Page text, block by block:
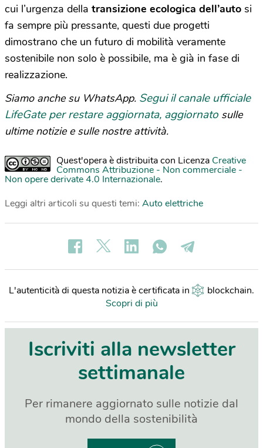
cui l’urgenza della transizione ecologica dell’auto si
fa sempre più pressante, questi due progetti
dimostrano che un futuro di mobilità veramente
sostenibile non solo è possibile, ma è già in fase di
realizzazione.
Siamo anche su WhatsApp. Segui il canale ufficiale
LifeGate per restare aggiornata, aggiornato sulle
ultime notizie e sulle nostre attività.
Quest'opera è distribuita con Licenza Creative
Commons Attribuzione - Non commerciale -
Non opere derivate 4.0 Internazionale.
Leggi altri articoli su questi temi: Auto elettriche
L'autenticità di questa notizia è certificata in blockchain.
Scopri di più
Iscriviti alla newsletter
settimanale
Per rimanere aggiornato sulle notizie dal
mondo della sostenibilità